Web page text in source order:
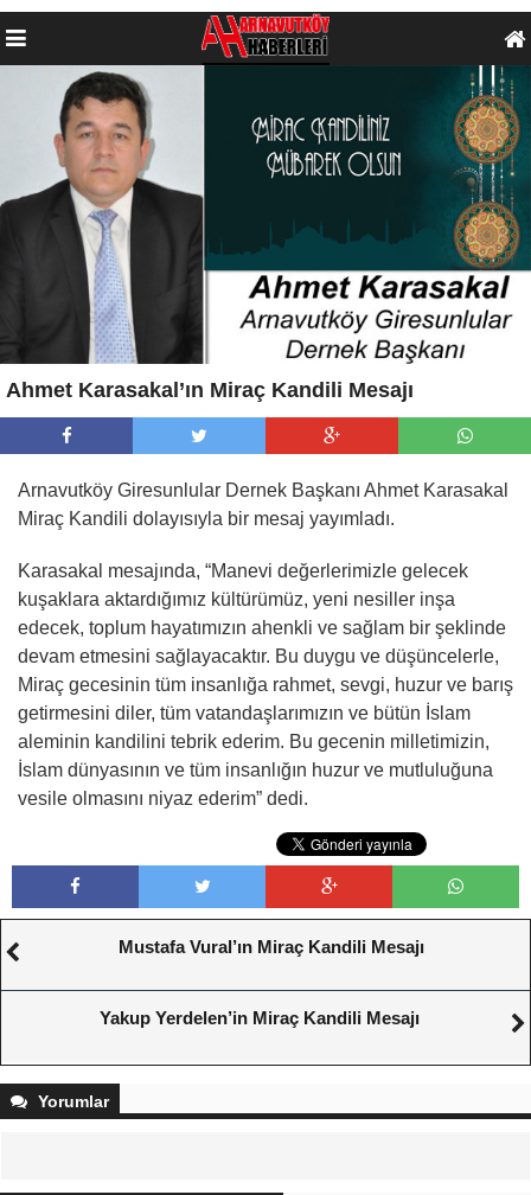
Ahmet Karasakal’ın Miraç Kandili Mesajı
Arnavutköy Giresunlular Dernek Başkanı Ahmet Karasakal
Miraç Kandili dolayısıyla bir mesaj yayımladı.
Karasakal mesajında, “Manevi değerlerimizle gelecek
kuşaklara aktardığımız kültürümüz, yeni nesiller inşa
edecek, toplum hayatımızın ahenkli ve sağlam bir şeklinde
devam etmesini sağlayacaktır. Bu duygu ve düşüncelerle,
Miraç gecesinin tüm insanlığa rahmet, sevgi, huzur ve barış
getirmesini diler, tüm vatandaşlarımızın ve bütün İslam
aleminin kandilini tebrik ederim. Bu gecenin milletimizin,
İslam dünyasının ve tüm insanlığın huzur ve mutluluğuna
vesile olmasını niyaz ederim” dedi.
Mustafa Vural’ın Miraç Kandili Mesajı
Yakup Yerdelen’in Miraç Kandili Mesajı
Yorumlar